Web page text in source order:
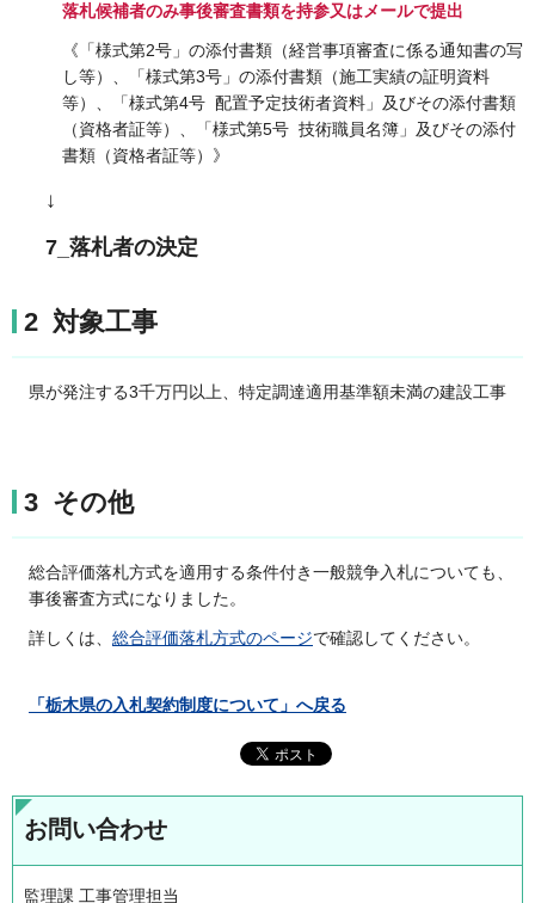
落札候補者のみ事後審査書類を持参又はメールで提出
《「様式第2号」の添付書類（経営事項審査に係る通知書の写
し等）、「様式第3号」の添付書類（施工実績の証明資料
等）、「様式第4号 配置予定技術者資料」及びその添付書類
（資格者証等）、「様式第5号 技術職員名簿」及びその添付
書類（資格者証等）》
↓
7_落札者の決定
2 対象工事
県が発注する3千万円以上、特定調達適用基準額未満の建設工事
3 その他
総合評価落札方式を適用する条件付き一般競争入札についても、
事後審査方式になりました。
詳しくは、 総合評価落札方式のページで確認してください。
「栃木県の入札契約制度について」 へ戻る
お問い合わせ
監理課 工事管理担当